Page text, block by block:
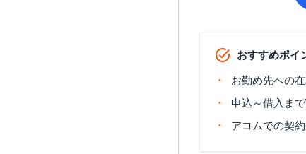
おすすめポイ
お勤め先への
申込～借入ま
アコムでの契